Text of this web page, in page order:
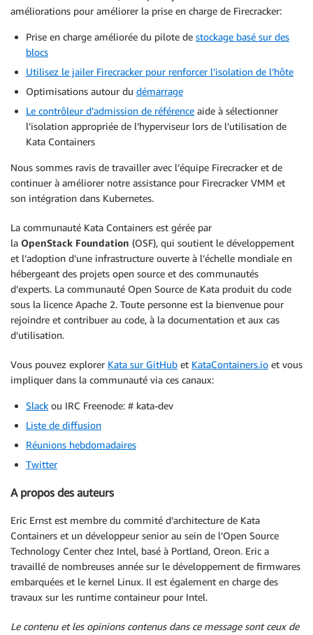
améliorations pour améliorer la prise en charge de Firecracker:
Prise en charge améliorée du pilote de stockage basé sur des
blocs
Utilisez le jailer Firecracker pour renforcer l’isolation de l’hôte
Optimisations autour du démarrage
Le contrôleur d’admission de référence aide à sélectionner
l’isolation appropriée de l’hyperviseur lors de l’utilisation de
Kata Containers
Nous sommes ravis de travailler avec l’équipe Firecracker et de
continuer à améliorer notre assistance pour Firecracker VMM et
son intégration dans Kubernetes.
La communauté Kata Containers est gérée par
la OpenStack Foundation (OSF), qui soutient le développement
et l’adoption d’une infrastructure ouverte à l’échelle mondiale en
hébergeant des projets open source et des communautés
d’experts. La communauté Open Source de Kata produit du code
sous la licence Apache 2. Toute personne est la bienvenue pour
rejoindre et contribuer au code, à la documentation et aux cas
d’utilisation.
Vous pouvez explorer Kata sur GitHub et KataContainers.io et vous
impliquer dans la communauté via ces canaux:
Slack ou IRC Freenode: # kata-dev
Liste de diffusion
Réunions hebdomadaires
Twitter
A propos des auteurs
Eric Ernst est membre du commité d’architecture de Kata
Containers et un développeur senior au sein de l’Open Source
Technology Center chez Intel, basé à Portland, Oreon. Eric a
travaillé de nombreuses année sur le développement de firmwares
embarquées et le kernel Linux. Il est également en charge des
travaux sur les runtime containeur pour Intel.
Le contenu et les opinions contenus dans ce message sont ceux de